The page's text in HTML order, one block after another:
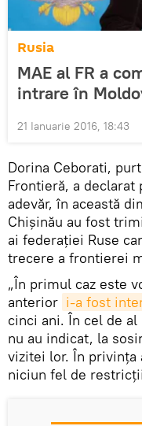
Rusia
MAE al FR a
intrare în
21 Ianuarie 2016, 18:43
Dorina Ceborati,
Frontieră, a declarat
adevăr, în această
Chișinău au fost
ai federației Ruse
trecere a frontierei
„În primul caz este
anterior i-a fost
cinci ani. În cel de
nu au indicat, la
vizitei lor. În privinţa
niciun fel de